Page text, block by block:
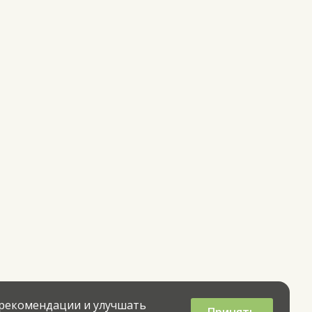
и улучшать